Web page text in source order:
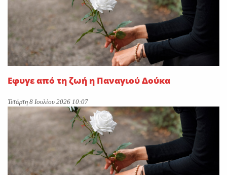
Εφυγε από τη ζωή η Παναγιού Δούκα
Τετάρτη 8 Ιουλίου 2026 10:07